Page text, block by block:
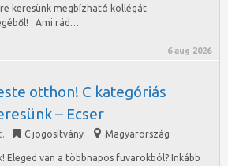
keresünk megbízható kollégát
Ami rád…
6 aug 2026
otthon! C kategóriás
– Ecser
C jogosítvány Magyarország
Eleged van a többnapos fuvarokból? Inkább